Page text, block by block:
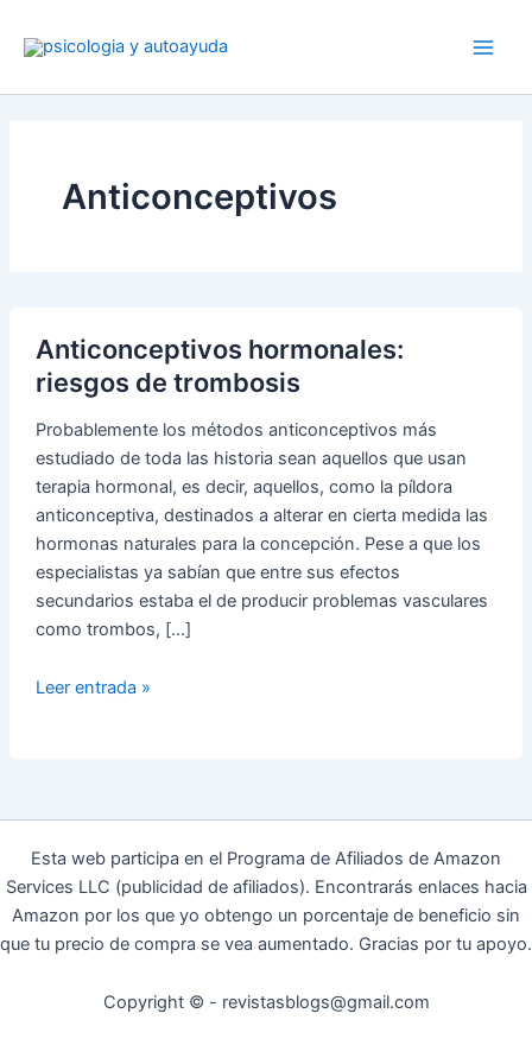
Anticonceptivos
Anticonceptivos hormonales:
riesgos de trombosis
Probablemente los métodos anticonceptivos más
estudiado de toda las historia sean aquellos que usan
terapia hormonal, es decir, aquellos, como la píldora
anticonceptiva, destinados a alterar en cierta medida las
hormonas naturales para la concepción. Pese a que los
especialistas ya sabían que entre sus efectos
secundarios estaba el de producir problemas vasculares
como trombos, […]
Anticonceptivos
Leer entrada »
Esta web participa en el Programa de Afiliados de Amazon
Services LLC (publicidad de afiliados). Encontrarás enlaces hacia
Amazon por los que yo obtengo un porcentaje de beneficio sin
que tu precio de compra se vea aumentado. Gracias por tu apoyo.
Copyright © - revistasblogs@gmail.com